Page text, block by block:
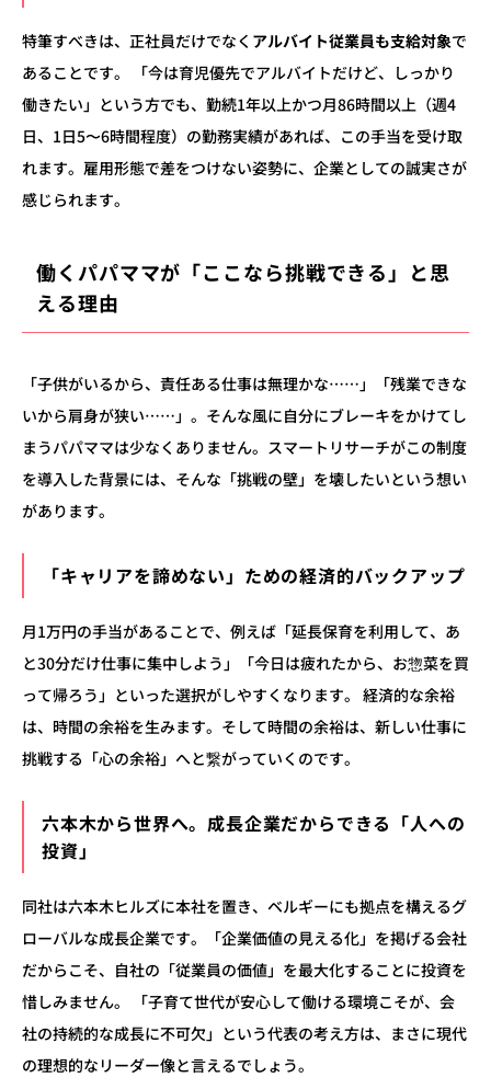
特筆すべきは、正社員だけでなく アルバイト従業員も支給対象で
あることです。 「今は育児優先でアルバイトだけど、しっかり
働きたい」という方でも、勤続1年以上かつ月86時間以上（週4
日、1日5〜6時間程度）の勤務実績があれば、この手当を受け取
れます。雇用形態で差をつけない姿勢に、企業としての誠実さが
感じられます。
働くパパママが「ここなら挑戦できる」と思
える理由
「子供がいるから、責任ある仕事は無理かな……」「残業できな
いから肩身が狭い……」。そんな風に自分にブレーキをかけてし
まうパパママは少なくありません。スマートリサーチがこの制度
を導入した背景には、そんな「挑戦の壁」を壊したいという想い
があります。
「キャリアを諦めない」ための経済的バックアップ
月1万円の手当があることで、例えば「延長保育を利用して、あ
と30分だけ仕事に集中しよう」「今日は疲れたから、お惣菜を買
って帰ろう」といった選択がしやすくなります。 経済的な余裕
は、時間の余裕を生みます。そして時間の余裕は、新しい仕事に
挑戦する「心の余裕」へと繋がっていくのです。
六本木から世界へ。成長企業だからできる「人への
投資」
同社は六本木ヒルズに本社を置き、ベルギーにも拠点を構えるグ
ローバルな成長企業です。「企業価値の見える化」を掲げる会社
だからこそ、自社の「従業員の価値」を最大化することに投資を
惜しみません。 「子育て世代が安心して働ける環境こそが、会
社の持続的な成長に不可欠」という代表の考え方は、まさに現代
の理想的なリーダー像と言えるでしょう。